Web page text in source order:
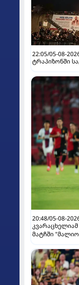
22:05/05-08-
ტრაპიზონში
20:48/05-08-
კვარაცხელიამ
მატჩში